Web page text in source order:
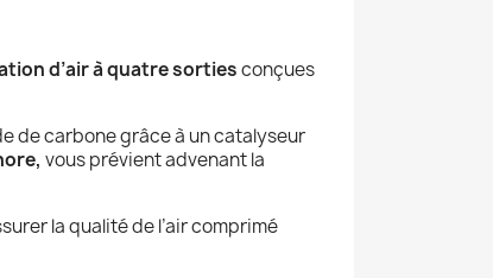
d’air à quatre sortiesconçues
de carbone grâce à un catalyseur
vous prévient advenant la
la qualité de l’air comprimé